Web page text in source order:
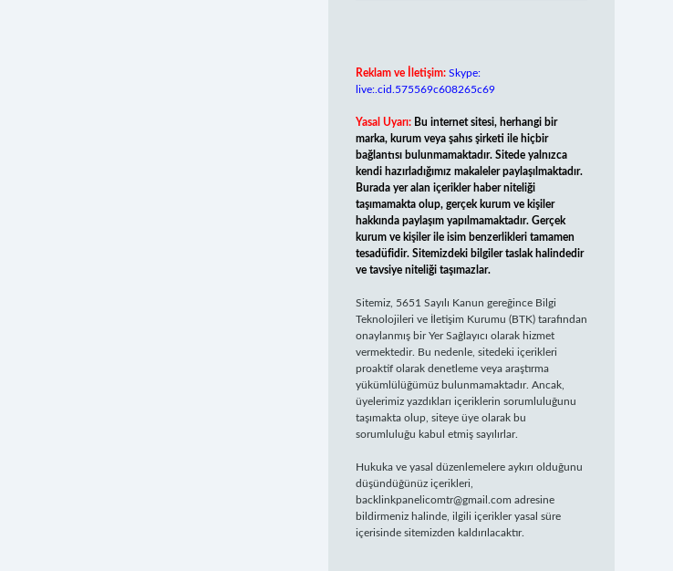
Reklam ve İletişim: Skype:
live:.cid.575569c608265c69
Yasal Uyarı: Bu internet sitesi, herhangi bir
marka, kurum veya şahıs şirketi ile hiçbir
bağlantısı bulunmamaktadır. Sitede yalnızca
kendi hazırladığımız makaleler paylaşılmaktadır.
Burada yer alan içerikler haber niteliği
taşımamakta olup, gerçek kurum ve kişiler
hakkında paylaşım yapılmamaktadır. Gerçek
kurum ve kişiler ile isim benzerlikleri tamamen
tesadüfidir. Sitemizdeki bilgiler taslak halindedir
ve tavsiye niteliği taşımazlar.
Sitemiz, 5651 Sayılı Kanun gereğince Bilgi
Teknolojileri ve İletişim Kurumu (BTK) tarafından
onaylanmış bir Yer Sağlayıcı olarak hizmet
vermektedir. Bu nedenle, sitedeki içerikleri
proaktif olarak denetleme veya araştırma
yükümlülüğümüz bulunmamaktadır. Ancak,
üyelerimiz yazdıkları içeriklerin sorumluluğunu
taşımakta olup, siteye üye olarak bu
sorumluluğu kabul etmiş sayılırlar.
Hukuka ve yasal düzenlemelere aykırı olduğunu
düşündüğünüz içerikleri,
backlinkpanelicomtr@gmail.com adresine
bildirmeniz halinde, ilgili içerikler yasal süre
içerisinde sitemizden kaldırılacaktır.